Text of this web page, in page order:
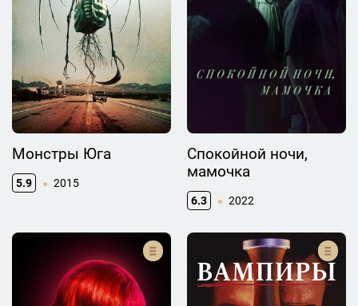
Монстры Юга
5.9 2015
Спокойной ночи,
мамочка
6.3 2022